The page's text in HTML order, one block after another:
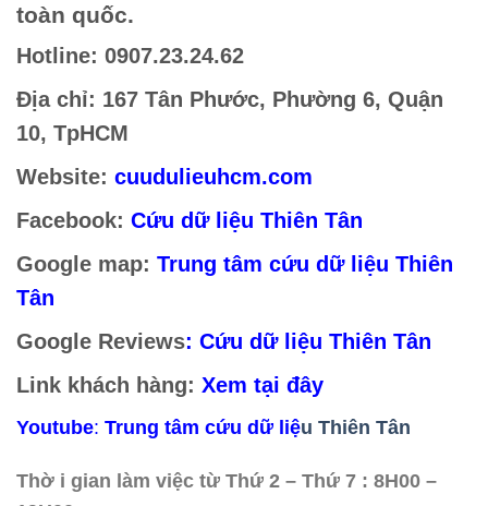
toàn quốc.
Hotline: 0907.23.24.62
Địa chỉ: 167 Tân Phước, Phường 6, Quận
10, TpHCM
Website: cuudulieuhcm.com
Facebook: Cứu dữ liệu Thiên Tân
Google map: Trung tâm cứu dữ liệu Thiên
Tân
Google Reviews: Cứu dữ liệu Thiên Tân
Link khách hàng: Xem tại đây
Youtube: Trung tâm cứu dữ liệu Thiên Tân
Thờ i gian làm việc từ Thứ 2 – Thứ 7 : 8H00 –